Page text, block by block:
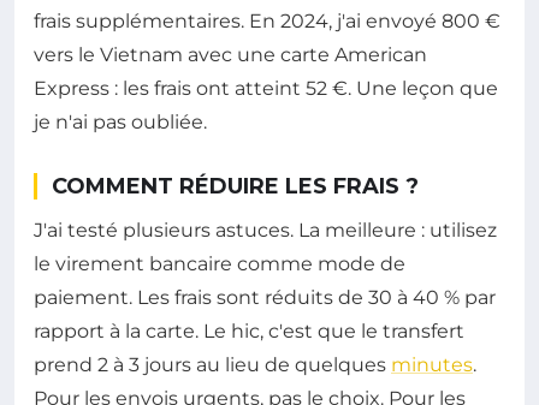
frais supplémentaires. En 2024, j'ai envoyé 800 €
vers le Vietnam avec une carte American
Express : les frais ont atteint 52 €. Une leçon que
je n'ai pas oubliée.
COMMENT RÉDUIRE LES FRAIS ?
J'ai testé plusieurs astuces. La meilleure : utilisez
le virement bancaire comme mode de
paiement. Les frais sont réduits de 30 à 40 % par
rapport à la carte. Le hic, c'est que le transfert
prend 2 à 3 jours au lieu de quelques minutes.
Pour les envois urgents, pas le choix. Pour les